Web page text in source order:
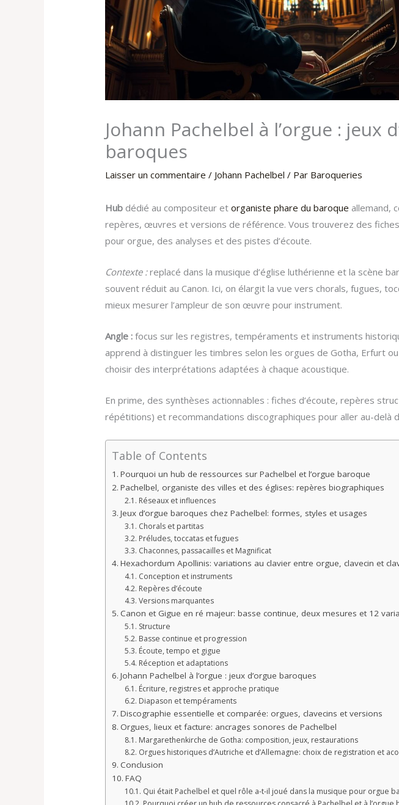
Johann Pachelbel à l’orgue : jeux
baroques
Laisser un commentaire / Johann Pachelbel / Par Baroqueries
Hub dédié au compositeur etorganiste phare du baroque allemand,
repères, œuvres et versions de référence. Vous trouverez des
pour orgue, des analyses et des pistes d’écoute.
Contexte :replacé dans la musique d’église luthérienne et la scène
souvent réduit au Canon. Ici, on élargit la vue vers chorals, fugues,
mieux mesurer l’ampleur de son œuvre pour instrument.
Angle : focus sur les registres, tempéraments et instruments
apprend à distinguer les timbres selon les orgues de Gotha, Erfurt
choisir des interprétations adaptées à chaque acoustique.
En prime, des synthèses actionnables : fiches d’écoute, repères
répétitions) et recommandations discographiques pour aller au-delà
Table of Contents
Pourquoi un hub de ressources sur Pachelbel et l’orgue baroque
Pachelbel, organiste des villes et des églises: repères biographiques
Réseaux et influences
Jeux d’orgue baroques chez Pachelbel: formes, styles et usages
Chorals et partitas
Préludes, toccatas et fugues
Chaconnes, passacailles et Magnificat
Hexachordum Apollinis: variations au clavier entre orgue, clavecin et
Conception et instruments
Repères d’écoute
Versions marquantes
Canon et Gigue en ré majeur: basse continue, deux mesures et 12
Structure
Basse continue et progression
Écoute, tempo et gigue
Réception et adaptations
Johann Pachelbel à l’orgue : jeux d’orgue baroques
Écriture, registres et approche pratique
Diapason et tempéraments
Discographie essentielle et comparée: orgues, clavecins et versions
Orgues, lieux et facture: ancrages sonores de Pachelbel
Margarethenkirche de Gotha: composition, jeux, restaurations
Orgues historiques d’Autriche et d’Allemagne: choix de registration et
Conclusion
FAQ
Qui était Pachelbel et quel rôle a-t-il joué dans la musique pour orgue